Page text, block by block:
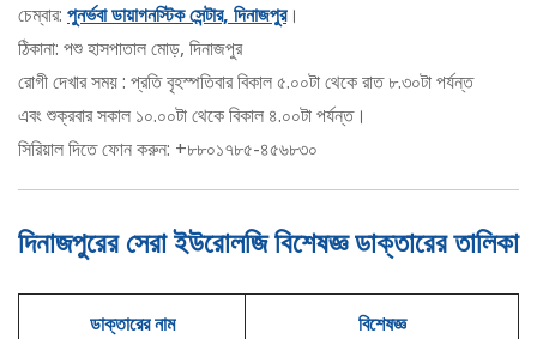
চেম্বার: পুনর্ভবা ডায়াগনস্টিক সেন্টার, দিনাজপুর।
ঠিকানা: পশু হাসপাতাল মোড়, দিনাজপুর
রোগী দেখার সময় : প্রতি বৃহস্পতিবার বিকাল ৫.০০টা থেকে রাত ৮.৩০টা পর্যন্ত
এবং শুক্রবার সকাল ১০.০০টা থেকে বিকাল ৪.০০টা পর্যন্ত।
সিরিয়াল দিতে ফোন করুন: +৮৮০১৭৮৫-৪৫৬৮৩০
দিনাজপুরের সেরা ইউরোলজি বিশেষজ্ঞ ডাক্তারের তালিকা
ডাক্তারের নাম বিশেষজ্ঞ